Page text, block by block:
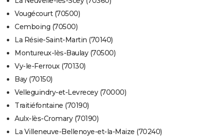
Vougécourt (70500)
Cemboing (70500)
La Résie-Saint-Martin (70140)
Montureux-lès-Baulay (70500)
Vy-le-Ferroux (70130)
Bay (70150)
Velleguindry-et-Levrecey (70000)
Traitiéfontaine (70190)
Aulx-lès-Cromary (70190)
La Villeneuve-Bellenoye-et-la-Maize (70240)